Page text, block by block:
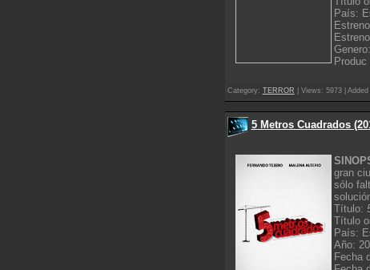
País:
Produc
Category: TERROR | Views: 5973 |
5 Metros Cuadrados
gran
sólo
Título:
Título
País:
Año:
Fecha